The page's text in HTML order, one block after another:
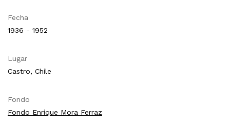
Fecha
1936 - 1952
Lugar
Castro, Chile
Fondo
Fondo Enrique Mora Ferraz